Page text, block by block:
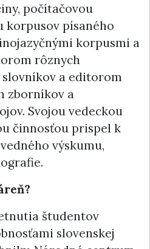
počítačovou
písaného
korpusmi a
rôznych
a editorom
zborníkov a
Svojou vedeckou
činnosťou prispel k
výskumu,
študentov
slovenskej